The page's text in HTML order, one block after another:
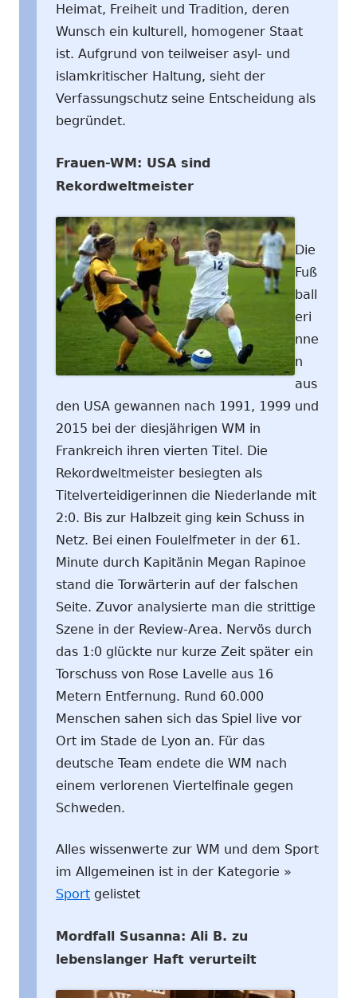
Heimat, Freiheit und Tradition, deren
Wunsch ein kulturell, homogener Staat
ist. Aufgrund von teilweiser asyl- und
islamkritischer Haltung, sieht der
Verfassungschutz seine Entscheidung als
begründet.
Frauen-WM: USA sind
Rekordweltmeister
Die
Fuß
ball
eri
nne
n
aus
den USA gewannen nach 1991, 1999 und
2015 bei der diesjährigen WM in
Frankreich ihren vierten Titel. Die
Rekordweltmeister besiegten als
Titelverteidigerinnen die Niederlande mit
2:0. Bis zur Halbzeit ging kein Schuss in
Netz. Bei einen Foulelfmeter in der 61.
Minute durch Kapitänin Megan Rapinoe
stand die Torwärterin auf der falschen
Seite. Zuvor analysierte man die strittige
Szene in der Review-Area. Nervös durch
das 1:0 glückte nur kurze Zeit später ein
Torschuss von Rose Lavelle aus 16
Metern Entfernung. Rund 60.000
Menschen sahen sich das Spiel live vor
Ort im Stade de Lyon an. Für das
deutsche Team endete die WM nach
einem verlorenen Viertelfinale gegen
Schweden.
Alles wissenwerte zur WM und dem Sport
im Allgemeinen ist in der Kategorie »
Sport gelistet
Mordfall Susanna: Ali B. zu
lebenslanger Haft verurteilt